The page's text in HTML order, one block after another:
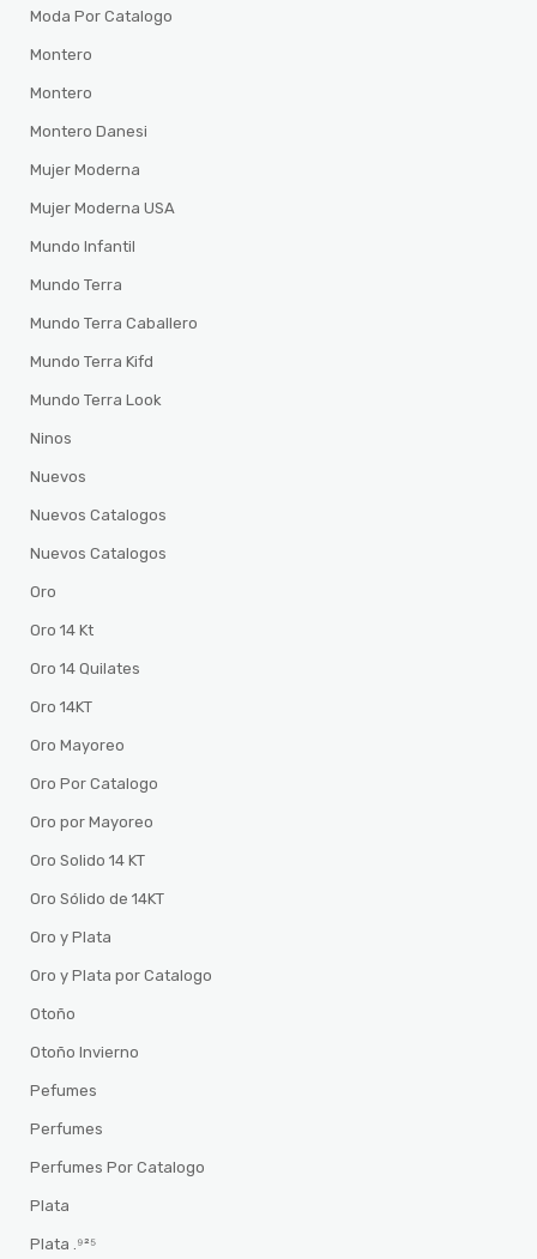
Moda Por Catalogo
Montero
Montero
Montero Danesi
Mujer Moderna
Mujer Moderna USA
Mundo Infantil
Mundo Terra
Mundo Terra Caballero
Mundo Terra Kifd
Mundo Terra Look
Ninos
Nuevos
Nuevos Catalogos
Nuevos Catalogos
Oro
Oro 14 Kt
Oro 14 Quilates
Oro 14KT
Oro Mayoreo
Oro Por Catalogo
Oro por Mayoreo
Oro Solido 14 KT
Oro Sólido de 14KT
Oro y Plata
Oro y Plata por Catalogo
Otoño
Otoño Invierno
Pefumes
Perfumes
Perfumes Por Catalogo
Plata
Plata .⁹²⁵